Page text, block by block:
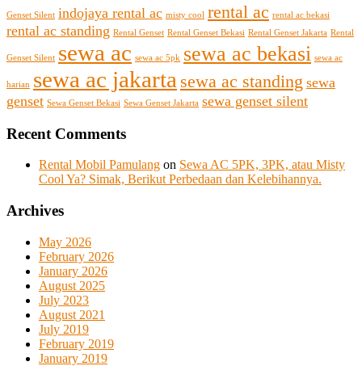
Genset Silent indojaya rental ac misty cool rental ac rental ac bekasi
rental ac standing Rental Genset Rental Genset Bekasi Rental Genset Jakarta Rental
Genset Silent sewa ac sewa ac 5pk sewa ac bekasi sewa ac
harian sewa ac jakarta sewa ac standing sewa
genset Sewa Genset Bekasi Sewa Genset Jakarta sewa genset silent
Recent Comments
Rental Mobil Pamulang on Sewa AC 5PK, 3PK, atau Misty
Cool Ya? Simak, Berikut Perbedaan dan Kelebihannya.
Archives
May 2026
February 2026
January 2026
August 2025
July 2023
August 2021
July 2019
February 2019
January 2019